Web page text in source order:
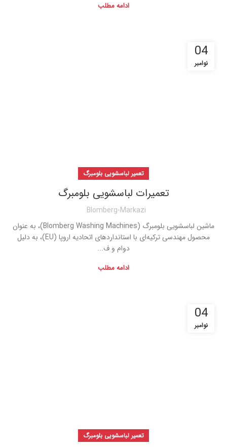
ادامه مطلب
04
نوامبر
تعمیر لباسشویی بلومبرگ
تعمیرات لباسشویی بلومبرگ
Blomberg-Markazi
ماشین لباسشویی بلومبرگ (Blomberg Washing Machines)، به عنوان
محصول مهندسی ترکیه‌ای با استانداردهای اتحادیه اروپا (EU)، به دلیل
دوام و ف...
ادامه مطلب
04
نوامبر
تعمیر لباسشویی بلومبرگ